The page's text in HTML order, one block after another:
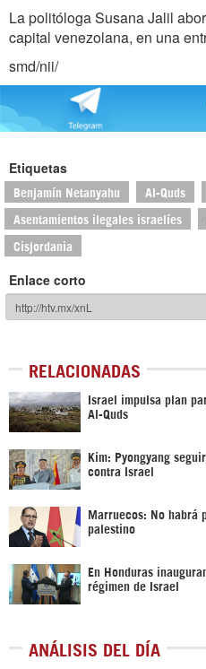
La politóloga Susana Jalil
capital venezolana, en una
smd/nii/
Etiquetas
Benjamín Netanyahu Al-Quds
Asentamientos ilegales israelíes
Cisjordania
Enlace corto
RELACIONADAS
Israel impulsa plan
Al-Quds
Kim: Pyongyang
contra Israel
Marruecos: No habrá
palestino
En Honduras
régimen de Israel
ANÁLISIS DEL DÍA